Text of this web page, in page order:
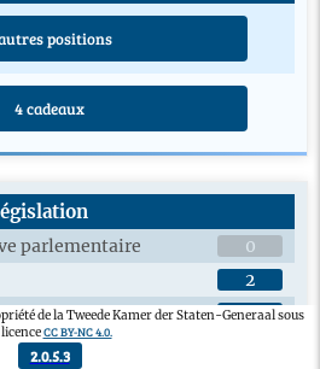
positions
4 cadeaux
parlementaire
0
2
les projets de loi
12
sur les projets de loi
de la Tweede Kamer der Staten-Generaal sous
CC BY-NC 4.0.
2.0.5.3